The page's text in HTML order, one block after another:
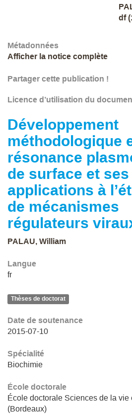
df
Métadonnées
Afficher la notice complète
Partager cette publication !
Licence d’utilisation du
Développement
méthodologique
résonance
de surface et ses
applications à
de mécanismes
régulateurs
PALAU, William
Langue
fr
Thèses de doctorat
Date de soutenance
2015-07-10
Spécialité
Biochimie
École doctorale
École doctorale Sciences de la vie
(Bordeaux)